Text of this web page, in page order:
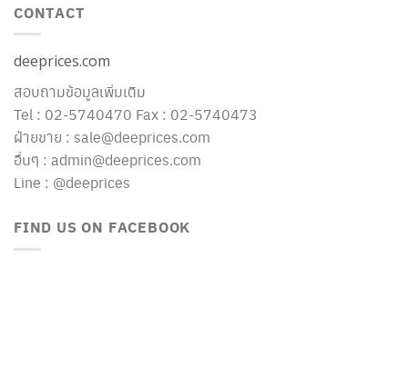
CONTACT
deeprices.com
สอบถามข้อมูลเพิ่มเติม
Tel : 02-5740470 Fax : 02-5740473
ฝ่ายขาย : sale@deeprices.com
อื่นๆ : admin@deeprices.com
Line : @deeprices
FIND US ON FACEBOOK